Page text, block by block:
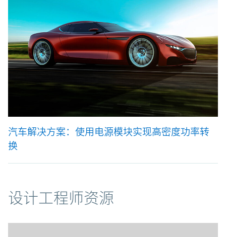
汽车解决方案：使用电源模块实现高密度功率转
换
资源
设计工程师资源